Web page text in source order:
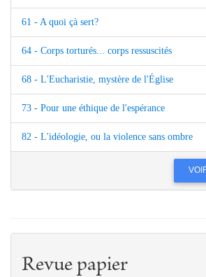
61 - A quoi çà sert?
64 - Corps torturés... corps ressuscités
68 - L'Eucharistie, mystère de l'Église
73 - Pour une éthique de l'espérance
82 - L'idéologie, ou la violence sans ombre
Revue papier